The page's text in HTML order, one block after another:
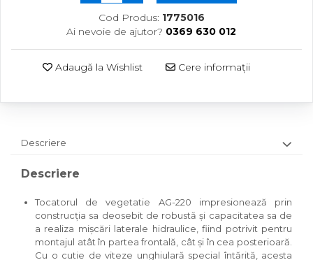
Cod Produs: 1775016
Ai nevoie de ajutor? 0369 630 012
Adaugă la Wishlist Cere informații
Descriere
Descriere
Tocatorul de vegetatie AG-220 impresionează prin
construcția sa deosebit de robustă și capacitatea sa de
a realiza mișcări laterale hidraulice, fiind potrivit pentru
montajul atât în partea frontală, cât și în cea posterioară.
Cu o cutie de viteze unghiulară special întărită, acesta